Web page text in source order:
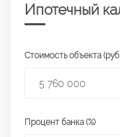
Ипотечный
Стоимость объекта
Процент банка (%)